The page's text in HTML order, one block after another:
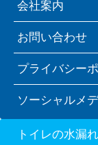
会社案内
お問い合わせ
プライバシー
ソーシャルメ
トイレの水漏